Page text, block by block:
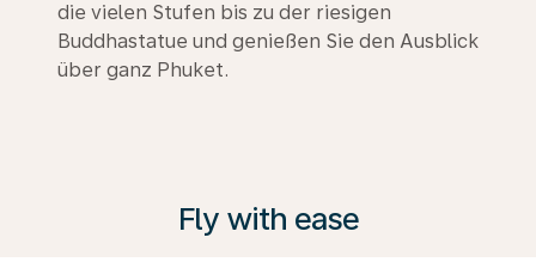
die vielen Stufen bis zu der riesigen
Buddhastatue und genießen Sie den Ausblick
über ganz Phuket.
Fly with ease